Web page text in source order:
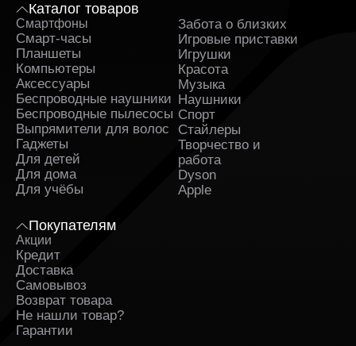
Каталог товаров
Смартфоны
Смарт-часы
Планшеты
Компьютеры
Аксессуары
Беспроводные наушники
Беспроводные пылесосы
Выпрямители для волос
Гаджеты
Для детей
Для дома
Для учёбы
Забота о близких
Игровые приставки
Игрушки
Красота
Музыка
Наушники
Спорт
Стайлеры
Творчество и
работа
Dyson
Apple
Покупателям
Акции
Кредит
Доставка
Самовывоз
Возврат товара
Не нашли товар?
Гарантии